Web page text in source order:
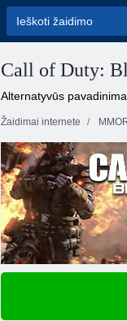
Call of Duty:
Alternatyvūs
Žaidimai internete